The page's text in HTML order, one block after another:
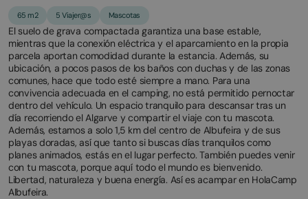
65 m2 5 Viajer@s Mascotas
El suelo de grava compactada garantiza una base estable,
mientras que la conexión eléctrica y el aparcamiento en la propia
parcela aportan comodidad durante la estancia. Además, su
ubicación, a pocos pasos de los baños con duchas y de las zonas
comunes, hace que todo esté siempre a mano. Para una
convivencia adecuada en el camping, no está permitido pernoctar
dentro del vehículo. Un espacio tranquilo para descansar tras un
día recorriendo el Algarve y compartir el viaje con tu mascota.
Además, estamos a solo 1,5 km del centro de Albufeira y de sus
playas doradas, así que tanto si buscas días tranquilos como
planes animados, estás en el lugar perfecto. También puedes venir
con tu mascota, porque aquí todo el mundo es bienvenido.
Libertad, naturaleza y buena energía. Así es acampar en HolaCamp
Albufeira.